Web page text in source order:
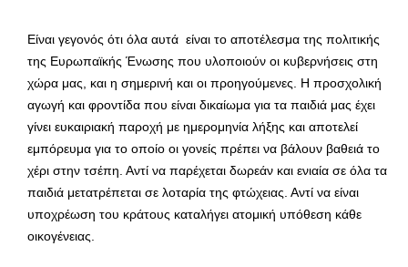
Είναι γεγονός ότι όλα αυτά είναι το αποτέλεσμα της πολιτικής
της Ευρωπαϊκής Ένωσης που υλοποιούν οι κυβερνήσεις στη
χώρα μας, και η σημερινή και οι προηγούμενες. Η προσχολική
αγωγή και φροντίδα που είναι δικαίωμα για τα παιδιά μας έχει
γίνει ευκαιριακή παροχή με ημερομηνία λήξης και αποτελεί
εμπόρευμα για το οποίο οι γονείς πρέπει να βάλουν βαθειά το
χέρι στην τσέπη. Αντί να παρέχεται δωρεάν και ενιαία σε όλα τα
παιδιά μετατρέπεται σε λοταρία της φτώχειας. Αντί να είναι
υποχρέωση του κράτους καταλήγει ατομική υπόθεση κάθε
οικογένειας.